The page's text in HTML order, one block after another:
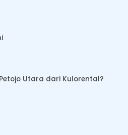
Utara dari Kulorental?